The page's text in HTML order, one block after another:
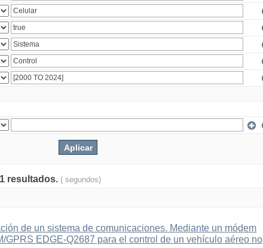
resultados. ( segundos)
de un sistema de comunicaciones. Mediante un módem
GPRS EDGE-Q2687 para el control de un vehículo aéreo no